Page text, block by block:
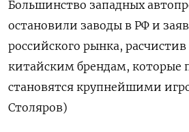
Большинство западных
остановили заводы в РФ и
российского рынка,
китайским брендам, которые
становятся крупнейшими
Столяров)